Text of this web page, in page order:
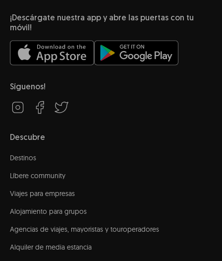
¡Descárgate nuestra app y abre las puertas con tu
móvil!
Síguenos!
Descubre
Destinos
Líbere community
Viajes para empresas
Alojamiento para grupos
Agencias de viajes, mayoristas y touroperadores
Alquiler de media estancia